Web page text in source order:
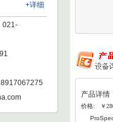
+详细
021-
产品详情
价格: ￥